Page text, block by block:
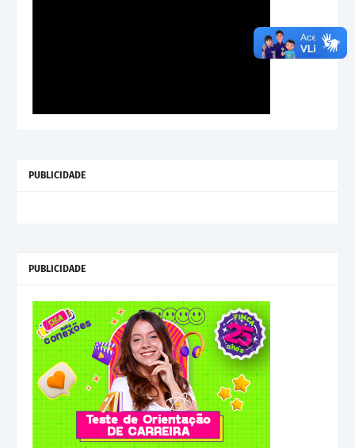
PUBLICIDADE
PUBLICIDADE